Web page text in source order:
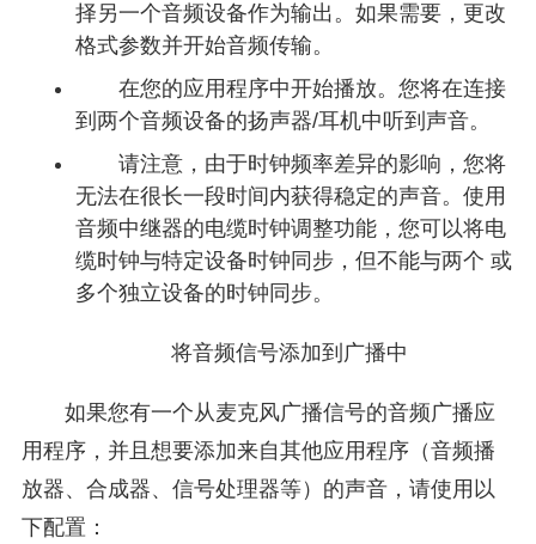
择另一个音频设备作为输出。如果需要，更改
格式参数并开始音频传输。
在您的应用程序中开始播放。您将在连接
到两个音频设备的扬声器/耳机中听到声音。
请注意，由于时钟频率差异的影响，您将
无法在很长一段时间内获得稳定的声音。使用
音频中继器的电缆时钟调整功能，您可以将电
缆时钟与特定设备时钟同步，但不能与两个 或
多个独立设备的时钟同步。
将音频信号添加到广播中
如果您有一个从麦克风广播信号的音频广播应
用程序，并且想要添加来自其他应用程序（音频播
放器、合成器、信号处理器等）的声音，请使用以
下配置：